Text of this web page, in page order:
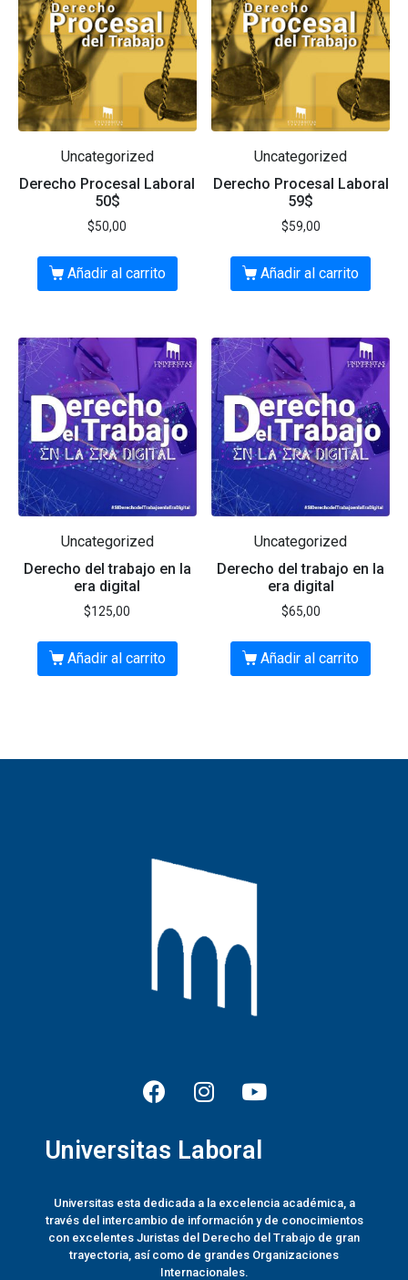
Uncategorized
Derecho Procesal Laboral
50$
$50,00
Añadir al carrito
Uncategorized
Derecho Procesal Laboral
59$
$59,00
Añadir al carrito
Uncategorized
Derecho del trabajo en la
era digital
$125,00
Añadir al carrito
Uncategorized
Derecho del trabajo en la
era digital
$65,00
Añadir al carrito
Universitas Laboral
Universitas esta dedicada a la excelencia académica, a
través del intercambio de información y de conocimientos
con excelentes Juristas del Derecho del Trabajo de gran
trayectoria, así como de grandes Organizaciones
Internacionales.